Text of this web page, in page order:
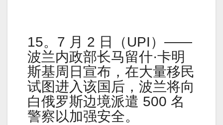
15。7 月 2 日（UPI）——
波兰内政部长马留什·卡明
斯基周日宣布，在大量移民
试图进入该国后，波兰将向
白俄罗斯边境派遣 500 名
警察以加强安全。